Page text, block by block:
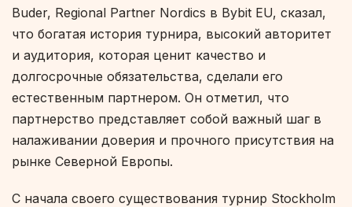
Buder, Regional Partner Nordics в Bybit EU, сказал,
что богатая история турнира, высокий авторитет
и аудитория, которая ценит качество и
долгосрочные обязательства, сделали его
естественным партнером. Он отметил, что
партнерство представляет собой важный шаг в
налаживании доверия и прочного присутствия на
рынке Северной Европы.
С начала своего существования турнир Stockholm